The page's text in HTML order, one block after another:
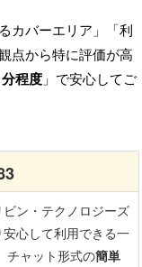
カバーエリア」「利
点から特に評価が高
分程度 」で安心してご